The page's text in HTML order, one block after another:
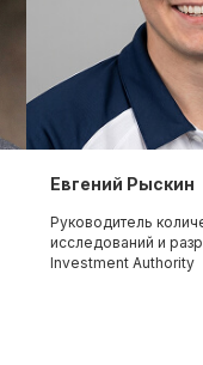
Евгений Рыскин
Руководитель
исследований и
Investment Authority